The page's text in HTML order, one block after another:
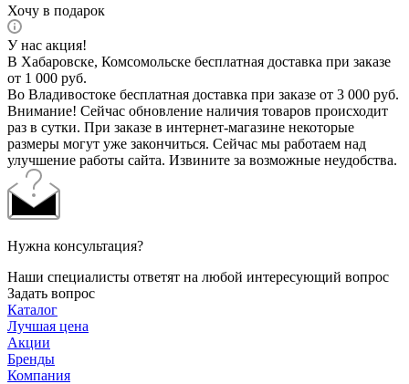
Хочу в подарок
У нас акция!
В Хабаровске, Комсомольске бесплатная доставка при заказе
от 1 000 руб.
Во Владивостоке бесплатная доставка при заказе от 3 000 руб.
Внимание! Сейчас обновление наличия товаров происходит
раз в сутки. При заказе в интернет-магазине некоторые
размеры могут уже закончиться. Сейчас мы работаем над
улучшение работы сайта. Извините за возможные неудобства.
Нужна консультация?
Наши специалисты ответят на любой интересующий вопрос
Задать вопрос
Каталог
Лучшая цена
Акции
Бренды
Компания